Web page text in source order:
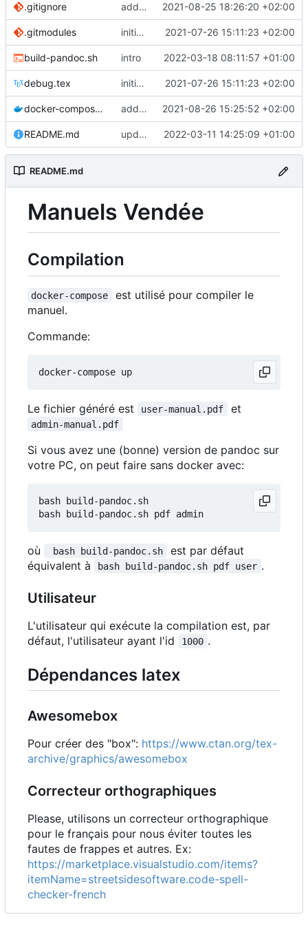
.gitignore add admin manual in same repo 2021-08-25 18:26:20 +02:00
.gitmodules initial commit 2021-07-26 15:11:23 +02:00
build-pandoc.sh intro 2022-03-18 08:11:57 +01:00
debug.tex initial commit 2021-07-26 15:11:23 +02:00
docker-compose.yaml add admin manual to docker-compose 2021-08-26 15:25:52 +02:00
README.md update README 2022-03-11 14:25:09 +01:00
README.md
Manuels Vendée
Compilation
docker-compose
est utilisé pour compiler le
manuel.
Commande:
Le fichier généré est user-manual.pdf et
admin-manual.pdf
Si vous avez une (bonne) version de pandoc sur
votre PC, on peut faire sans docker avec:
bash build-pandoc.sh
où bash build-pandoc.sh
est par défaut
équivalent à
bash build-pandoc.sh pdf user .
Utilisateur
L'utilisateur qui exécute la compilation est, par
défaut, l'utilisateur ayant l'id
1000 .
Dépendances latex
Awesomebox
Pour créer des "box": https://www.ctan.org/tex-
archive/graphics/awesomebox
Correcteur orthographiques
Please, utilisons un correcteur orthographique
pour le français pour nous éviter toutes les
fautes de frappes et autres. Ex:
https://marketplace.visualstudio.com/items?
itemName=streetsidesoftware.code-spell-
checker-french